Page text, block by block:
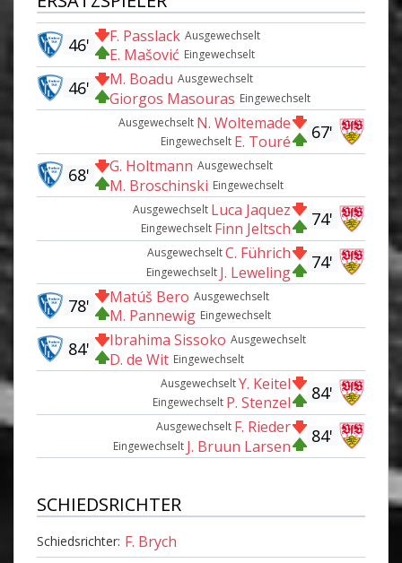
Ausgewechselt
F. Passlack
Eingewechselt
E. Mašović
46'
Ausgewechselt
M. Boadu
Eingewechselt
Giorgos Masouras
46'
67'
Ausgewechselt N. Woltemade
Eingewechselt E. Touré
Ausgewechselt
G. Holtmann
Eingewechselt
M. Broschinski
68'
74'
Ausgewechselt Luca Jaquez
Eingewechselt Finn Jeltsch
74'
AusgewechseltC. Führich
Eingewechselt J. Leweling
Ausgewechselt
Matúš Bero
Eingewechselt
M. Pannewig
78'
Ausgewechselt
Ibrahima Sissoko
Eingewechselt
D. de Wit
84'
84'
AusgewechseltY. Keitel
Eingewechselt P. Stenzel
84'
Ausgewechselt F. Rieder
Eingewechselt J. Bruun Larsen
SCHIEDSRICHTER
Schiedsrichter: F. Brych